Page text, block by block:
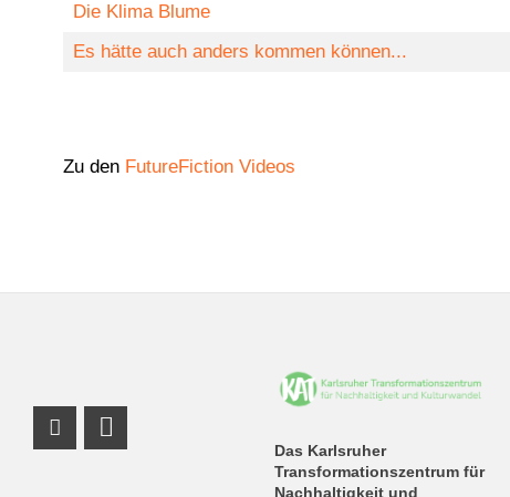
Die Klima Blume
Es hätte auch anders kommen können...
Zu den FutureFiction Videos
Das Karlsruher
Transformationszentrum für
Nachhaltigkeit und
Instagram Profil
LinkedIn Profil